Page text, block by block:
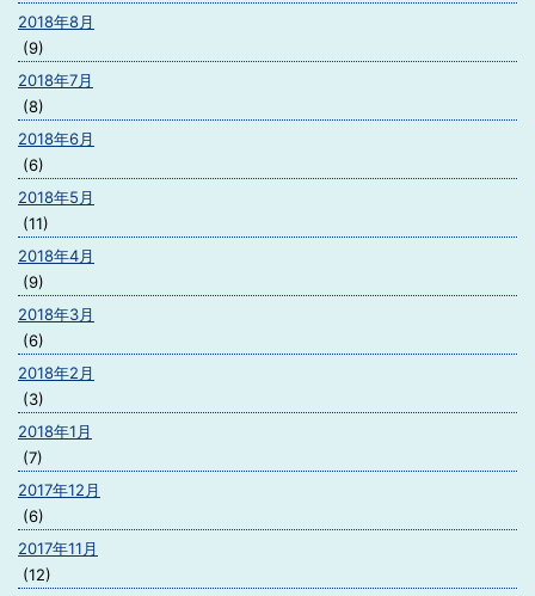
2018年8月
(9)
2018年7月
(8)
2018年6月
(6)
2018年5月
(11)
2018年4月
(9)
2018年3月
(6)
2018年2月
(3)
2018年1月
(7)
2017年12月
(6)
2017年11月
(12)